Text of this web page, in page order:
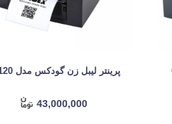
پرینتر لیبل زن گودکس مدل EZ120
43,000,000